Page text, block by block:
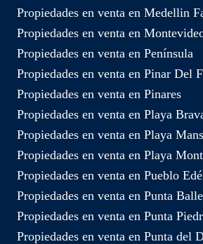
Propiedades en venta en Medellin
Propiedades en venta en
Propiedades en venta en Península
Propiedades en venta en Pinar Del
Propiedades en venta en Pinares
Propiedades en venta en Playa
Propiedades en venta en Playa
Propiedades en venta en Playa
Propiedades en venta en Pueblo
Propiedades en venta en Punta
Propiedades en venta en Punta
Propiedades en venta en Punta del